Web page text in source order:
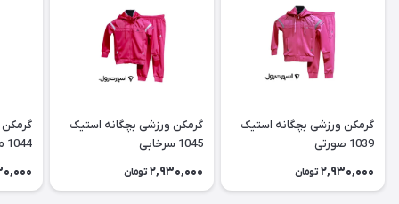
گرمکن ورزشی بچگانه استیک
1039 صورتی
2,930,000 تومان
گرمکن ورزشی بچگانه استیک
1045 سرخابی
2,930,000 تومان
1044 مشکی